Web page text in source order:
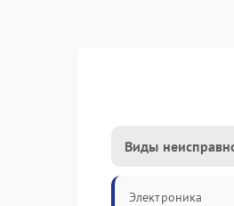
Виды
Электроника